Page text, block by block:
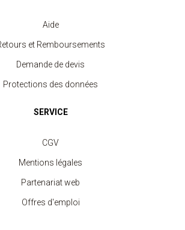
Aide
et Remboursements
Demande de devis
Protections des données
SERVICE
CGV
Mentions légales
Partenariat web
Offres d'emploi